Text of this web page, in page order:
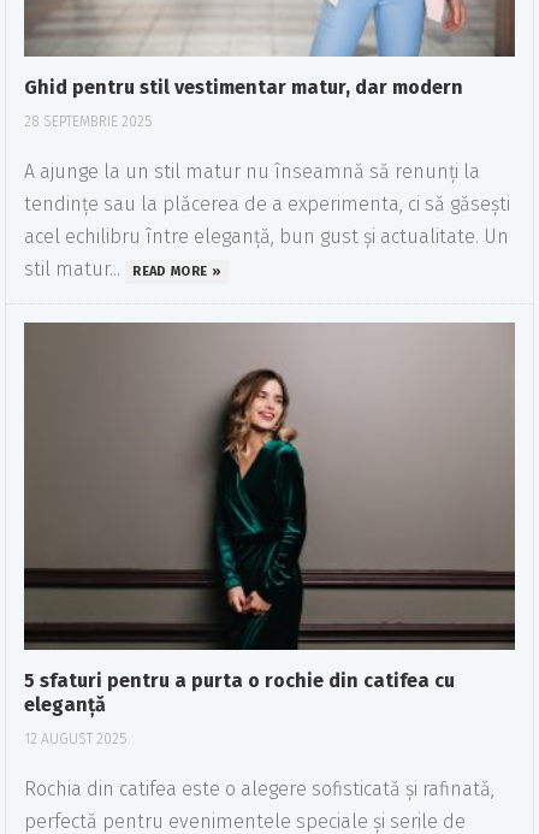
Ghid pentru stil vestimentar matur, dar modern
28 SEPTEMBRIE 2025
A ajunge la un stil matur nu înseamnă să renunți la
tendințe sau la plăcerea de a experimenta, ci să găsești
acel echilibru între eleganță, bun gust și actualitate. Un
stil matur...
READ MORE »
5 sfaturi pentru a purta o rochie din catifea cu
eleganță
12 AUGUST 2025
Rochia din catifea este o alegere sofisticată și rafinată,
perfectă pentru evenimentele speciale și serile de